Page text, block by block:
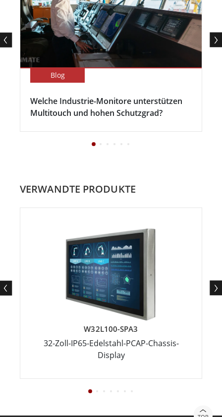
Blog
Welche Industrie-Monitore unterstützen
Multitouch und hohen Schutzgrad?
VERWANDTE PRODUKTE
W32L100-SPA3
32-Zoll-IP65-Edelstahl-PCAP-Chassis-
Display